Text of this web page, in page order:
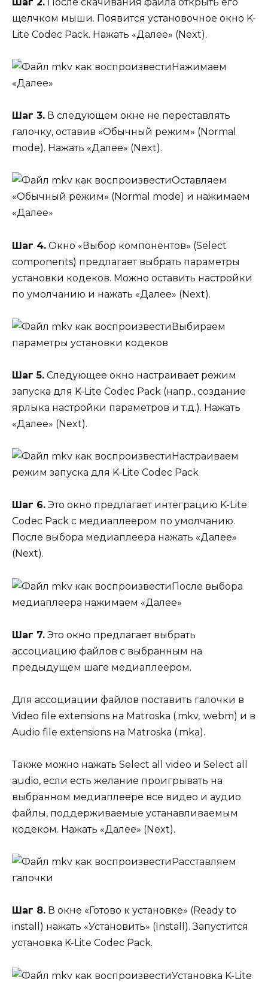
щелчком мыши. Появится установочное окно K-
Lite Codec Pack. Нажать «Далее» (Next).
Нажимаем
«Далее»
Шаг 3. В следующем окне не переставлять
галочку, оставив «Обычный режим» (Normal
mode). Нажать «Далее» (Next).
Оставляем
«Обычный режим» (Normal mode) и нажимаем
«Далее»
Шаг 4. Окно «Выбор компонентов» (Select
components) предлагает выбрать параметры
установки кодеков. Можно оставить настройки
по умолчанию и нажать «Далее» (Next).
Выбираем
параметры установки кодеков
Шаг 5. Следующее окно настраивает режим
запуска для K-Lite Codec Pack (напр., создание
ярлыка настройки параметров и т.д.). Нажать
«Далее» (Next).
Настраиваем
режим запуска для K-Lite Codec Pack
Шаг 6. Это окно предлагает интеграцию K-Lite
Codec Pack с медиаплеером по умолчанию.
После выбора медиаплеера нажать «Далее»
(Next).
После выбора
медиаплеера нажимаем «Далее»
Шаг 7. Это окно предлагает выбрать
ассоциацию файлов с выбранным на
предыдущем шаге медиаплеером.
Для ассоциации файлов поставить галочки в
Video file extensions на Matroska (.mkv, .webm) и в
Audio file extensions на Matroska (.mka).
Также можно нажать Select all video и Select all
audio, если есть желание проигрывать на
выбранном медиаплеере все видео и аудио
файлы, поддерживаемые устанавливаемым
кодеком. Нажать «Далее» (Next).
Расставляем
галочки
Шаг 8. В окне «Готово к установке» (Ready to
install) нажать «Установить» (Install). Запустится
установка K-Lite Codec Pack.
Установка K-Lite